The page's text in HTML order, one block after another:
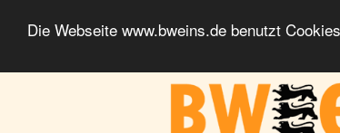
Die Webseite www.bweins.de benutzt
BWeins - Am Puls des